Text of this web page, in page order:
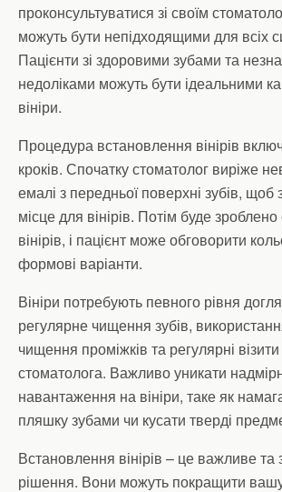
проконсультуватися зі своїм
можуть бути непідходящими для всіх
Пацієнти зі здоровими зубами та
недоліками можуть бути ідеальними
вініри.
Процедура встановлення вінірів
кроків. Спочатку стоматолог виріже
емалі з передньої поверхні зубів, щоб
місце для вінірів. Потім буде
вінірів, і пацієнт може обговорити
формові варіанти.
Вініри потребують певного рівня
регулярне чищення зубів,
чищення проміжків та регулярні
стоматолога. Важливо уникати
навантаження на вініри, таке як
пляшку зубами чи кусати тверді
Встановлення вінірів – це важливе та
рішення. Вони можуть покращити